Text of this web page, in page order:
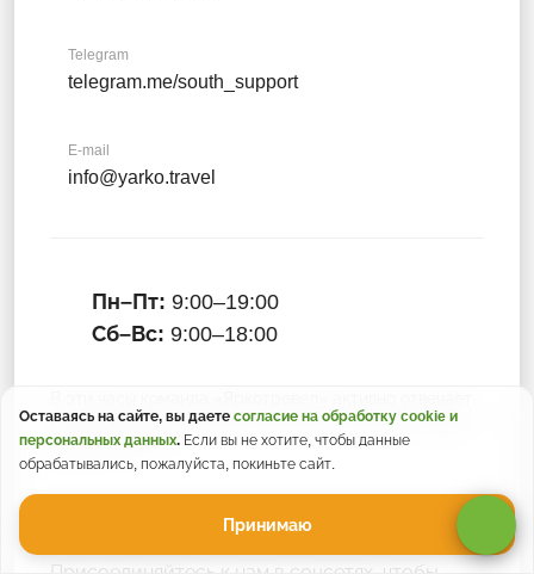
Telegram
telegram.me/south_support
E-mail
info@yarko.travel
Пн–Пт: 9:00–19:00
Сб–Вс: 9:00–18:00
но написать или оставить заявку вы можете в любое
время суток :)
Оставаясь на сайте, вы даете согласие на обработку cookie и
персональных данных. Если вы не хотите, чтобы данные
обрабатывались, пожалуйста, покиньте сайт.
Принимаю